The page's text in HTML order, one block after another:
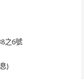
之6號
)